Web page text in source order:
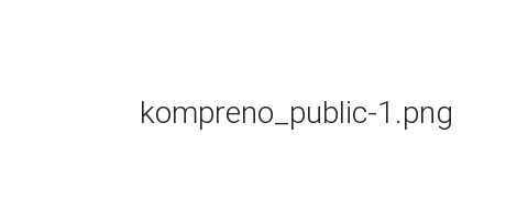
kompreno_public-1.png